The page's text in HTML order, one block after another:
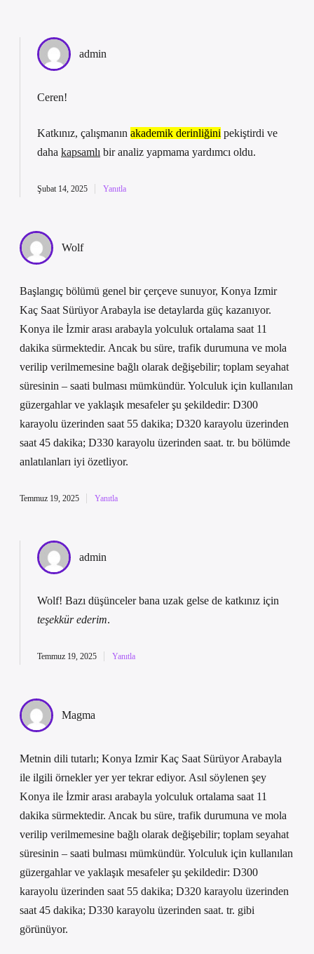
admin
Ceren!
Katkınız, çalışmanın akademik derinliğini pekiştirdi ve
daha kapsamlı bir analiz yapmama yardımcı oldu.
Şubat 14, 2025 Yanıtla
Wolf
Başlangıç bölümü genel bir çerçeve sunuyor, Konya Izmir
Kaç Saat Sürüyor Arabayla ise detaylarda güç kazanıyor.
Konya ile İzmir arası arabayla yolculuk ortalama saat 11
dakika sürmektedir. Ancak bu süre, trafik durumuna ve mola
verilip verilmemesine bağlı olarak değişebilir; toplam seyahat
süresinin – saati bulması mümkündür. Yolculuk için kullanılan
güzergahlar ve yaklaşık mesafeler şu şekildedir: D300
karayolu üzerinden saat 55 dakika; D320 karayolu üzerinden
saat 45 dakika; D330 karayolu üzerinden saat. tr. bu bölümde
anlatılanları iyi özetliyor.
Temmuz 19, 2025 Yanıtla
admin
Wolf! Bazı düşünceler bana uzak gelse de katkınız için
teşekkür ederim.
Temmuz 19, 2025 Yanıtla
Magma
Metnin dili tutarlı; Konya Izmir Kaç Saat Sürüyor Arabayla
ile ilgili örnekler yer yer tekrar ediyor. Asıl söylenen şey
Konya ile İzmir arası arabayla yolculuk ortalama saat 11
dakika sürmektedir. Ancak bu süre, trafik durumuna ve mola
verilip verilmemesine bağlı olarak değişebilir; toplam seyahat
süresinin – saati bulması mümkündür. Yolculuk için kullanılan
güzergahlar ve yaklaşık mesafeler şu şekildedir: D300
karayolu üzerinden saat 55 dakika; D320 karayolu üzerinden
saat 45 dakika; D330 karayolu üzerinden saat. tr. gibi
görünüyor.